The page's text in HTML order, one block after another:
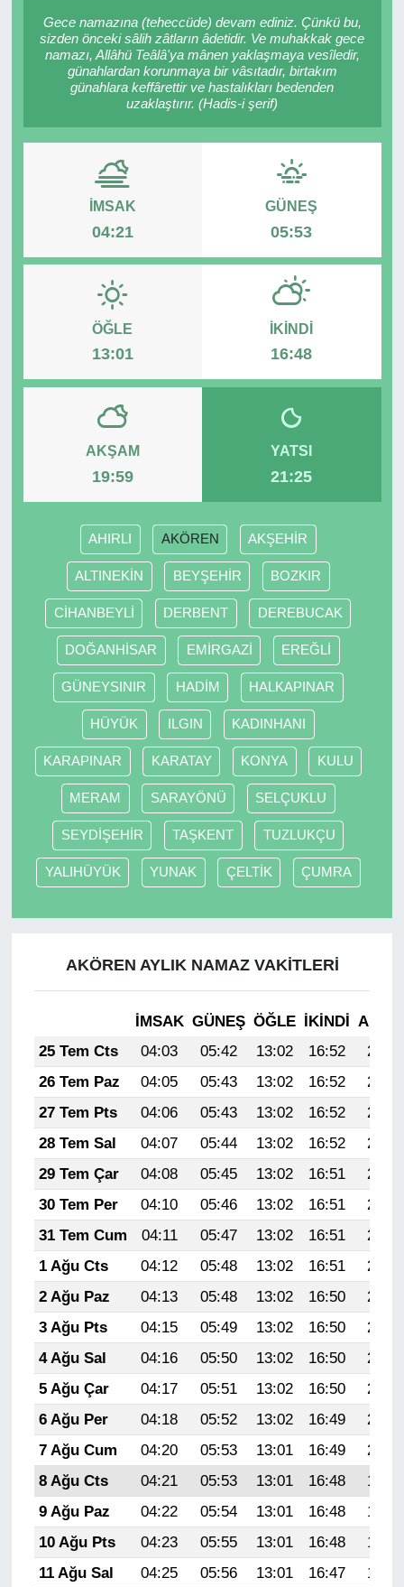
Gece namazına (teheccüde) devam ediniz. Çünkü bu,
sizden önceki sâlih zâtların âdetidir. Ve muhakkak gece
namazı, Allâhü Teâlâ'ya mânen yaklaşmaya vesîledir,
günahlardan korunmaya bir vâsıtadır, birtakım
günahlara keffârettir ve hastalıkları bedenden
uzaklaştırır. (Hadis-i şerif)
İMSAK
04:21
GÜNEŞ
05:53
ÖĞLE
13:01
İKINDI
16:48
AKŞAM
19:59
YATSI
21:25
AHIRLI AKÖREN AKŞEHİR
ALTINEKİN BEYŞEHİR BOZKIR
CİHANBEYLİ DERBENT DEREBUCAK
DOĞANHİSAR EMİRGAZİ EREĞLİ
GÜNEYSINIR HADİM HALKAPINAR
HÜYÜK ILGIN KADINHANI
KARAPINAR KARATAY KONYA KULU
MERAM SARAYÖNÜ SELÇUKLU
SEYDİŞEHİR TAŞKENT TUZLUKÇU
YALIHÜYÜK YUNAK ÇELTİK ÇUMRA
AKÖREN AYLIK NAMAZ VAKITLERI
İMSAK GÜNEŞ ÖĞLE İKINDI
25 Tem Cts
04:03 05:42 13:02 16:52
20:12
26 Tem Paz
04:05 05:43 13:02 16:52
20:12
27 Tem Pts
04:06 05:43 13:02 16:52
20:11
28 Tem Sal
04:07 05:44 13:02 16:52
20:10
29 Tem Çar
04:08 05:45 13:02 16:51
20:09
30 Tem Per
04:10 05:46 13:02 16:51
20:08
31 Tem Cum
04:11 05:47 13:02 16:51
20:07
1 Ağu Cts
04:12 05:48 13:02 16:51
20:06
2 Ağu Paz
04:13 05:48 13:02 16:50
20:05
3 Ağu Pts
04:15 05:49 13:02 16:50
20:04
4 Ağu Sal
04:16 05:50 13:02 16:50
20:03
5 Ağu Çar
04:17 05:51 13:02 16:50
20:02
6 Ağu Per
04:18 05:52 13:02 16:49
20:01
7 Ağu Cum
04:20 05:53 13:01 16:49
20:00
8 Ağu Cts
04:21 05:53 13:01 16:48
19:59
9 Ağu Paz
04:22 05:54 13:01 16:48
19:58
10 Ağu Pts
04:23 05:55 13:01 16:48
19:57
11 Ağu Sal
04:25 05:56 13:01 16:47
19:56
RESMİ REKLAM